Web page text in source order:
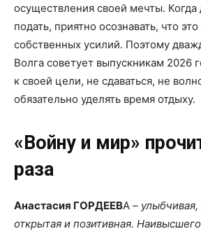
осуществления своей мечты. Когда
подать, приятно осознавать, что это
собственных усилий. Поэтому
Волга советует выпускникам 2026
к своей цели, не сдаваться, не
обязательно уделять время отдыху.
«Войну и мир»
раза
Анастасия ГОРДЕЕВА – улыбчивая,
открытая и позитивная. Наивысшего